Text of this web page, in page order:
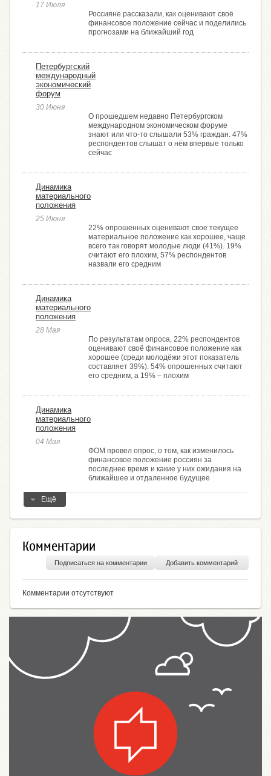
17 Июля
Россияне рассказали, как оценивают своё
финансовое положение сейчас и поделились
прогнозами на ближайший год
Петербургский
международный
экономический
форум
30 Июня
О прошедшем недавно Петербургском
международном экономическом форуме
знают или что-то слышали 53% граждан. 47%
респондентов слышат о нём впервые только
сейчас
Динамика
материального
положения
25 Июня
22% опрошенных оценивают свое текущее
материальное положение как хорошее, чаще
всего так говорят молодые люди (41%). 19%
считают его плохим, 57% респондентов
назвали его средним
Динамика
материального
положения
28 Мая
По результатам опроса, 22% респондентов
оценивают своё финансовое положение как
хорошее (среди молодёжи этот показатель
составляет 39%). 54% опрошенных считают
его средним, а 19% ­– плохим
Динамика
материального
положения
04 Мая
ФОМ провел опрос, о том, как изменилось
финансовое положение россиян за
последнее время и какие у них ожидания на
ближайшее и отдаленное будущее
Ещё
Комментарии
Добавить комментарий
Подписаться на комментарии
Комментарии отсутствуют